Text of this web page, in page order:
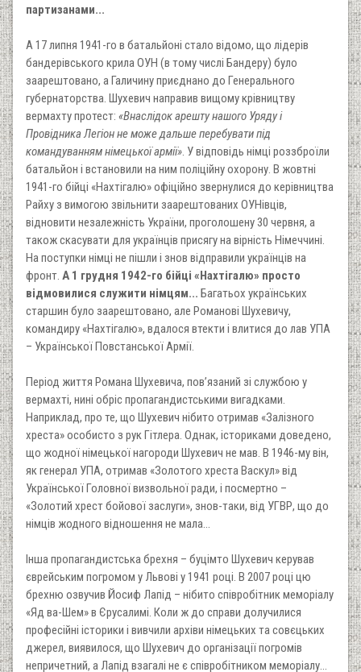
партизанами...
А 17 липня 1941-го в батальйоні стало відомо, що лідерів
бандерівського крила ОУН (в тому числі Бандеру) було
заарештовано, а Галичину приєднано до Генерального
губернаторства. Шухевич направив вищому крівництву
вермахту протест: «Внаслідок арешту нашого Уряду і
Провідника Легіон не може дальше перебувати під
командуванням німецької армії». У відповідь німці роззброїли
батальйон і встановили на ним поліційну охорону. В жовтні
1941-го бійці «Нахтігалю» офіційно звернулися до керівництва
Райху з вимогою звільнити заарештованих ОУНівців,
відновити незалежність України, проголошену 30 червня, а
також скасувати для українців присягу на вірність Німеччині.
На поступки німці не пішли і знов відправили українців на
фронт. А 1 грудня 1942-го бійці «Нахтігалю» просто
відмовилися служити німцям... Багатьох українських
старшин було заарештовано, але Романові Шухевичу,
командиру «Нахтігалю», вдалося втекти і влитися до лав УПА
– Української Повстанської Армії.
Період життя Романа Шухевича, пов’язаний зі службою у
вермахті, нині обріс пропагандистськими вигадками.
Наприклад, про те, що Шухевич нібито отримав «Залізного
хреста» особисто з рук Гітлера. Однак, істориками доведено,
що жодної німецької нагороди Шухевич не мав. В 1946-му він,
як генерал УПА, отримав «Золотого хреста Васкул» від
Української Головної визвольної ради, і посмертно –
«Золотий хрест бойової заслуги», знов-таки, від УГВР, що до
німців жодного відношення не мала...
Інша пропагандистська брехня – буцімто Шухевич керував
єврейським погромом у Львові у 1941 році. В 2007 році цю
брехню озвучив Йосиф Лапід – нібито співробітник меморіалу
«Яд ва-Шем» в Єрусалимі. Коли ж до справи долучилися
професійні історики і вивчили архіви німецьких та совєцьких
джерел, виявилося, що Шухевич до організації погромів
непричетний, а Лапід взагалі не є співробітником меморіалу...